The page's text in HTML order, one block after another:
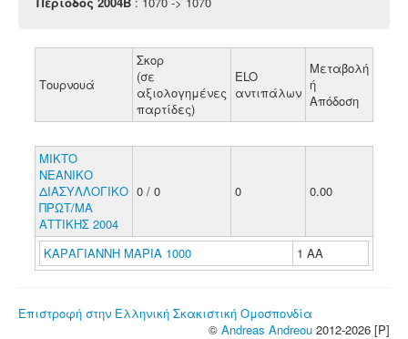
Τουρνουά
Σκορ
(σε
αξιολογημένες
παρτίδες)
ELO
αντιπάλων
Μεταβολή
ή
Απόδοση
ΜΙΚΤΟ
ΝΕΑΝΙΚΟ
ΔΙΑΣΥΛΛΟΓΙΚΟ
ΠΡΩΤ/ΜΑ
ΑΤΤΙΚΗΣ 2004
0 / 0 0 0.00
ΚΑΡΑΓΙΑΝΝΗ ΜΑΡΙΑ 1000 1 ΑΑ
Επιστροφή στην Ελληνική Σκακιστική Ομοσπονδία
© Andreas Andreou 2012-2026 [P]